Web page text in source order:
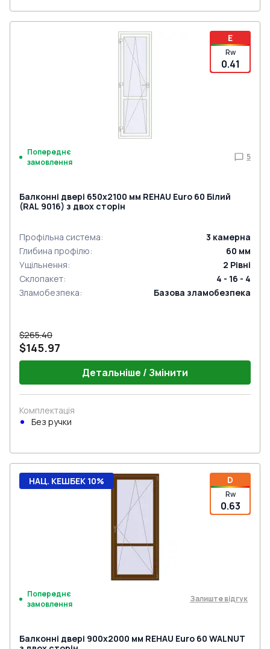
E
Rw
0.41
Попереднє
замовлення
5
Балконні двері 650x2100 мм REHAU Euro 60 Білий
(RAL 9016) з двох сторін
Профільна система: 3 камерна
Глибина профілю: 60 мм
Ущільнення: 2 Рівні
Склопакет:
4 - 16 - 4
Зламобезпека: Базова зламобезпека
$265.40
$145.97
Детальніше / Змінити
Комплектація
Без ручки
D
Rw
0.63
НАЦ. КЕШБЕК 10%
Попереднє
замовлення
Залиште відгук
Балконні двері 900x2000 мм REHAU Euro 60 WALNUT